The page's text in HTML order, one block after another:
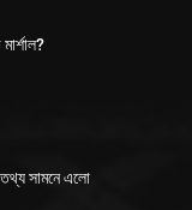
তথ্য সামনে এলো